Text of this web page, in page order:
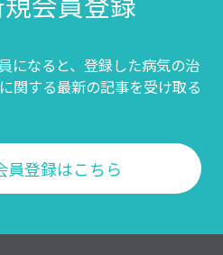
になると、登録した病気の治
関する最新の記事を受け取る
員登録はこちら